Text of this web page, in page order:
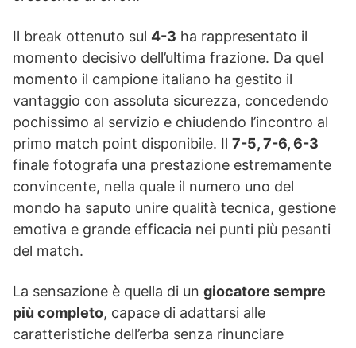
Il break ottenuto sul 4-3 ha rappresentato il
momento decisivo dell’ultima frazione. Da quel
momento il campione italiano ha gestito il
vantaggio con assoluta sicurezza, concedendo
pochissimo al servizio e chiudendo l’incontro al
primo match point disponibile. Il 7-5, 7-6, 6-3
finale fotografa una prestazione estremamente
convincente, nella quale il numero uno del
mondo ha saputo unire qualità tecnica, gestione
emotiva e grande efficacia nei punti più pesanti
del match.
La sensazione è quella di un giocatore sempre
più completo, capace di adattarsi alle
caratteristiche dell’erba senza rinunciare